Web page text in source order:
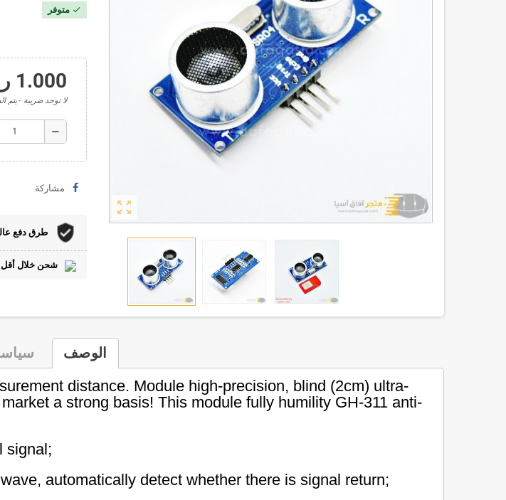
zoom_out_map
check متوفر
1.000 ر.ع
لا توجد ضريبة يتم
remove
مشاركة
طرق دفع
شحن خلال أقل من 24 ساعة بعد
الوصف
distance. Module high-precision, blind (2cm) ultra-
a strong basis! This module fully humility GH-311 anti-
signal;
automatically detect whether there is signal return;